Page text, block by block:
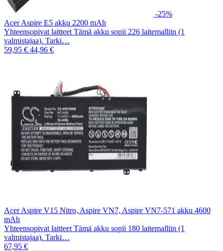
-25%
Acer Aspire E5 akku 2200 mAh
Yhteensopivat laitteet Tämä akku sopii 226 laitemalliin (1
valmistajaa). Tarki…
59,95 € 44,96 €
Acer Aspire V15 Nitro, Aspire VN7, Aspire VN7-571 akku 4600
mAh
Yhteensopivat laitteet Tämä akku sopii 180 laitemalliin (1
valmistajaa). Tarki…
67,95 €